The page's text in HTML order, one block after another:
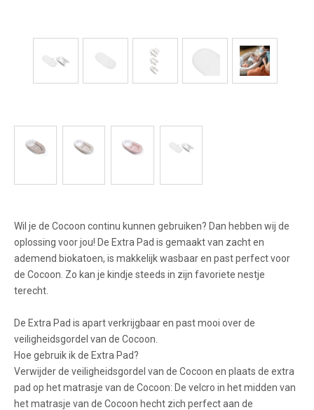
Wil je de Cocoon continu kunnen gebruiken? Dan hebben wij de
oplossing voor jou! De Extra Pad is gemaakt van zacht en
ademend biokatoen, is makkelijk wasbaar en past perfect voor
de Cocoon. Zo kan je kindje steeds in zijn favoriete nestje
terecht.
De Extra Pad is apart verkrijgbaar en past mooi over de
veiligheidsgordel van de Cocoon.
Hoe gebruik ik de Extra Pad?
Verwijder de veiligheidsgordel van de Cocoon en plaats de extra
pad op het matrasje van de Cocoon: De velcro in het midden van
het matrasje van de Cocoon hecht zich perfect aan de